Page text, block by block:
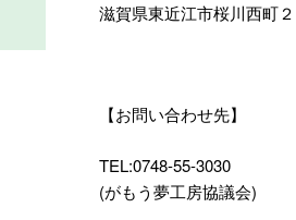
滋賀県東近江市桜川西町２
【お問い合わせ先】
TEL:0748-55-3030
(がもう夢工房協議会)